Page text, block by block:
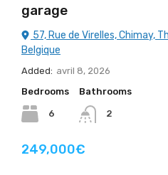
garage
57, Rue de Virelles, Chimay,
Belgique
Added: avril 8, 2026
Bedrooms
6
Bathrooms
2
249,000€